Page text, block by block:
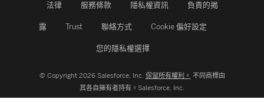
法律 服務條款 隱私權資訊 負責的揭
露 Trust 聯絡方式 Cookie 偏好設定
您的隱私權選擇
© Copyright 2026 Salesforce, Inc. 保留所有權利。 不同商標由
其各自擁有者持有。Salesforce, Inc.